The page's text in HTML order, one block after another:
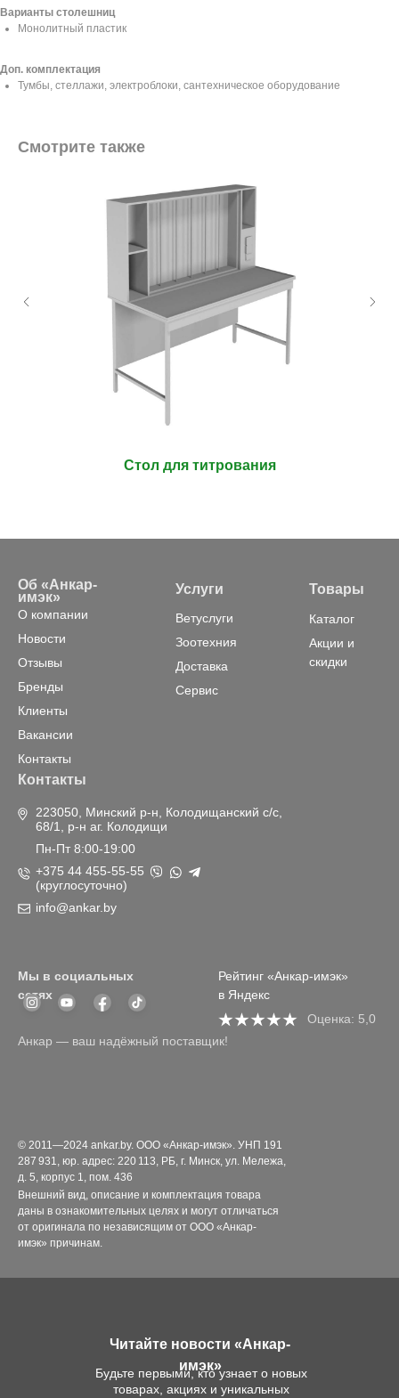
Варианты столешниц
Монолитный пластик
Доп. комплектация
Тумбы, стеллажи, электроблоки, сантехническое оборудование
Смотрите также
Стол для титрования
Читайте новости «Анкар-
имэк»
Будьте первыми, кто узнает о новых
товарах, акциях и уникальных
© 2011—2024 ankar.by. ООО «Анкар-имэк». УНП 191
287 931, юр. адрес: 220 113, РБ, г. Минск, ул. Мележа,
д. 5, корпус 1, пом. 436
Внешний вид, описание и комплектация товара
даны в ознакомительных целях и могут отличаться
от оригинала по независящим от ООО «Анкар-
имэк» причинам.
Об «Анкар-
имэк»
О компании
Новости
Отзывы
Бренды
Клиенты
Вакансии
Контакты
Услуги
Ветуслуги
Доставка
Сервис
Зоотехния
Товары
Каталог
Акции и
скидки
Контакты
223050, Минский р-н, Колодищанский с/с,
68/1, р-н аг. Колодищи
Пн-Пт 8:00-19:00
+375 44 455-55-55
(круглосуточно)
info@ankar.by
Анкар — ваш надёжный поставщик!
Мы в социальных
сетях
Рейтинг «Анкар-имэк»
в Яндекс
Оценка: 5,0